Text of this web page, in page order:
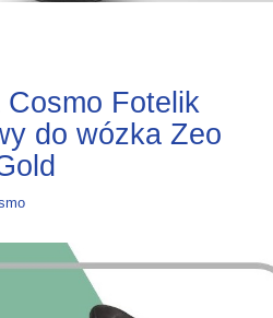
Fotelik
do wózka Zeo